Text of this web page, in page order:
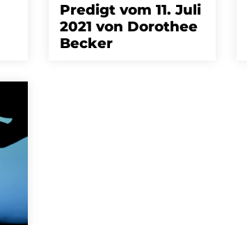
Predigt vom 11. Juli
2021 von Dorothee
Becker